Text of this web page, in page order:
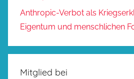
Anthropic-Verbot als
Eigentum und menschlichen
Mitglied bei